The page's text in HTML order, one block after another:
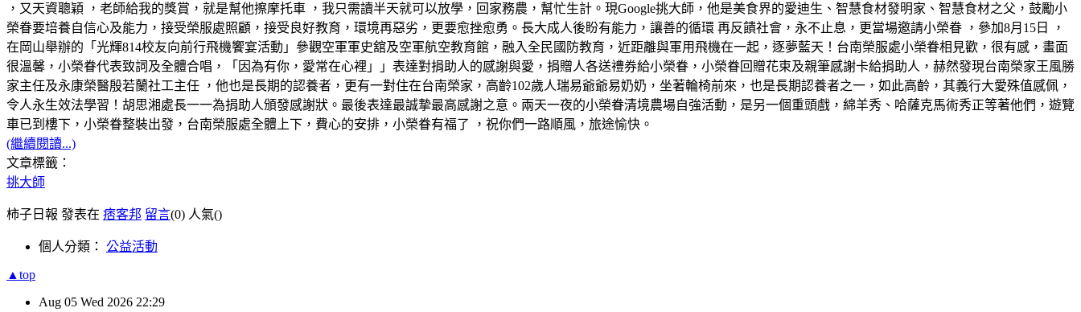
，又天資聰穎 ，老師給我的獎賞，就是幫他擦摩托車 ，我只需讀半天就可以放學，回家務農，幫忙生計。現Google挑大師，他是美食界的愛迪生、智慧食材發明家、智慧食材之父，鼓勵小
榮眷要培養自信心及能力，接受榮服處照顧，接受良好教育，環境再惡劣，更要愈挫愈勇。長大成人後盼有能力，讓善的循環 再反饋社會，永不止息，更當場邀請小榮眷 ，參加8月15日 ，
在岡山舉辦的「光輝814校友向前行飛機饗宴活動」參觀空軍軍史舘及空軍航空教育館，融入全民國防教育，近距離與軍用飛機在一起，逐夢藍天！台南榮服處小榮眷相見歡，很有感，畫面
很溫馨，小榮眷代表致詞及全體合唱，「因為有你，愛常在心裡」」表達對捐助人的感謝與愛，捐贈人各送禮券給小榮眷，小榮眷回贈花束及親筆感謝卡給捐助人，赫然發現台南榮家王風勝
家主任及永康榮醫殷若蘭社工主任 ，他也是長期的認養者，更有一對住在台南榮家，高齡102歲人瑞易爺爺易奶奶，坐著輪椅前來，也是長期認養者之一，如此高齡，其義行大愛殊值感佩，
令人永生效法學習！胡思湘處長一一為捐助人頒發感謝狀。最後表達最誠摯最高感謝之意。兩天一夜的小榮眷清境農場自強活動，是另一個重頭戲，綿羊秀、哈薩克馬術秀正等著他們，遊覽
車已到樓下，小榮眷整裝出發，台南榮服處全體上下，費心的安排，小榮眷有福了 ，祝你們一路順風，旅途愉快。
(繼續閱讀...)
文章標籤：
挑大師
柿子日報 發表在 痞客邦 留言(0) 人氣()
個人分類： 公益活動
▲top
Aug 05 Wed 2026 22:29